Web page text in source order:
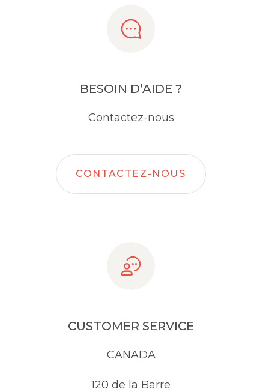
BESOIN D’AIDE ?
Contactez-nous
CONTACTEZ-NOUS
CUSTOMER SERVICE
CANADA
120 de la Barre